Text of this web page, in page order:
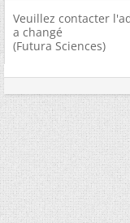
Veuillez contacter
a changé
(Futura Sciences)